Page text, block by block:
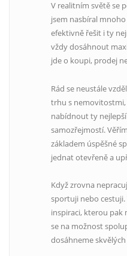
V realitním světě se
jsem nasbíral
efektivně řešit i ty
vždy dosáhnout
jde o koupi, prodej
Rád se neustále
trhu s
nabídnout ty
samozřejmostí.
základem úspěšné
jednat otevřeně a
Když zrovna
sportuji nebo
inspiraci, kterou pak
se na možnost
dosáhneme